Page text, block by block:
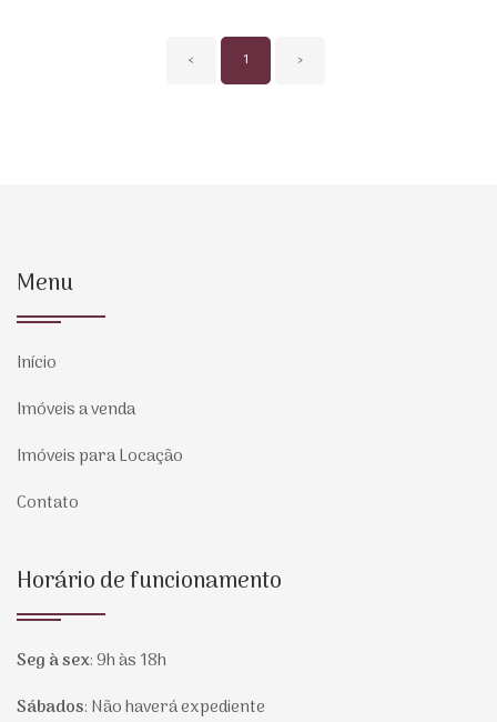
‹ 1 ›
Menu
Início
Imóveis a venda
Imóveis para Locação
Contato
Horário de funcionamento
Seg à sex:9h às 18h
Sábados: Não haverá expediente